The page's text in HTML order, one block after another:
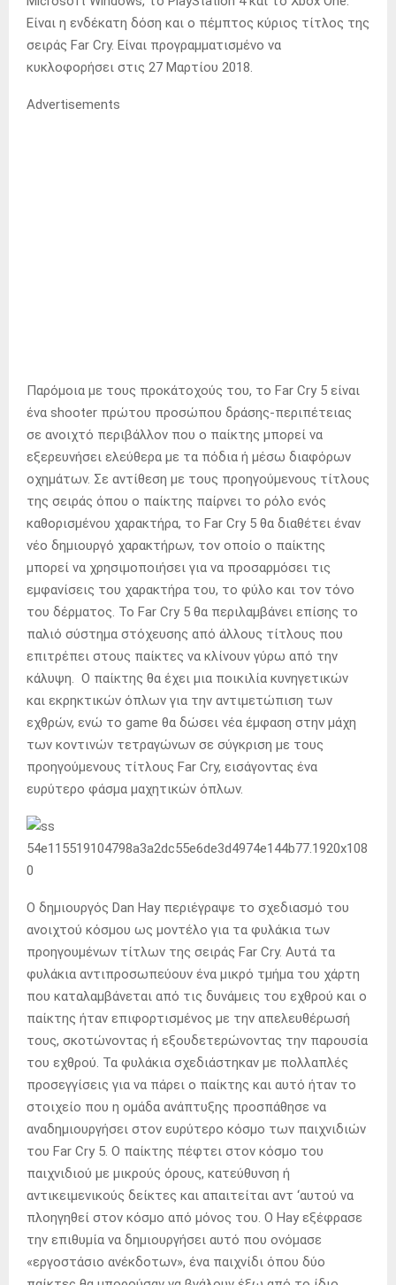
Είναι η ενδέκατη δόση και ο πέμπτος κύριος τίτλος της
σειράς Far Cry. Είναι προγραμματισμένo να
κυκλοφορήσει στις 27 Μαρτίου 2018.
Advertisements
Παρόμοια με τους προκάτοχούς του, το Far Cry 5 είναι
ένα shooter πρώτου προσώπου δράσης-περιπέτειας
σε ανοιχτό περιβάλλον που ο παίκτης μπορεί να
εξερευνήσει ελεύθερα με τα πόδια ή μέσω διαφόρων
οχημάτων. Σε αντίθεση με τους προηγούμενους τίτλους
της σειράς όπου ο παίκτης παίρνει το ρόλο ενός
καθορισμένου χαρακτήρα, το Far Cry 5 θα διαθέτει έναν
νέο δημιουργό χαρακτήρων, τον οποίο ο παίκτης
μπορεί να χρησιμοποιήσει για να προσαρμόσει τις
εμφανίσεις του χαρακτήρα του, το φύλο και τον τόνο
του δέρματος. Το Far Cry 5 θα περιλαμβάνει επίσης το
παλιό σύστημα στόχευσης από άλλους τίτλους που
επιτρέπει στους παίκτες να κλίνουν γύρω από την
κάλυψη. Ο παίκτης θα έχει μια ποικιλία κυνηγετικών
και εκρηκτικών όπλων για την αντιμετώπιση των
εχθρών, ενώ το game θα δώσει νέα έμφαση στην μάχη
των κοντινών τετραγώνων σε σύγκριση με τους
προηγούμενους τίτλους Far Cry, εισάγοντας ένα
ευρύτερο φάσμα μαχητικών όπλων.
Ο δημιουργός Dan Hay περιέγραψε το σχεδιασμό του
ανοιχτού κόσμου ως μοντέλο για τα φυλάκια των
προηγουμένων τίτλων της σειράς Far Cry. Αυτά τα
φυλάκια αντιπροσωπεύουν ένα μικρό τμήμα του χάρτη
που καταλαμβάνεται από τις δυνάμεις του εχθρού και ο
παίκτης ήταν επιφορτισμένος με την απελευθέρωσή
τους, σκοτώνοντας ή εξουδετερώνοντας την παρουσία
του εχθρού. Τα φυλάκια σχεδιάστηκαν με πολλαπλές
προσεγγίσεις για να πάρει ο παίκτης και αυτό ήταν το
στοιχείο που η ομάδα ανάπτυξης προσπάθησε να
αναδημιουργήσει στον ευρύτερο κόσμο των παιχνιδιών
του Far Cry 5. Ο παίκτης πέφτει στον κόσμο του
παιχνιδιού με μικρούς όρους, κατεύθυνση ή
αντικειμενικούς δείκτες και απαιτείται αντ ‘αυτού να
πλοηγηθεί στον κόσμο από μόνος του. O Hay εξέφρασε
την επιθυμία να δημιουργήσει αυτό που ονόμασε
«εργοστάσιο ανέκδοτων», ένα παιχνίδι όπου δύο